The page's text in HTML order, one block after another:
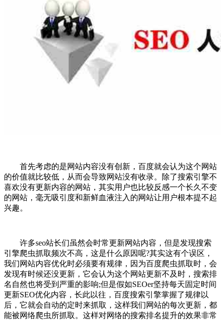
首先考虑的是网站内容没有创新，百度就会认为这个网站
的价值就比较低，从而会导致网站没有收录。除了搜索引擎不
喜欢没有更新内容的网站，其实用户也比较反感一个长久不变
的网站，毫无吸引度和新鲜血液注入的网站让用户根本提不起
兴趣。
许多seo站长们虽然会时常更新网站内容，但是发现搜索
引擎爬虫抓取频次不高，这是什么原因呢?其实这有个误区，
我们网站内容优化时必须要有规律，因为百度爬虫抓取时，会
发现有时候还没更新，它会认为这个网站更新不及时，搜索排
名自然也将受到严重的影响;但是假如SEOer坚持每天固定时间
更新SEO优化内容，长此以往，百度搜索引擎掌握了规律以
后，它就会自动的定时来抓取，这样我们网站的每次更新，都
能被网络爬虫所抓取。这样对网络的搜索排名提升的效果非常